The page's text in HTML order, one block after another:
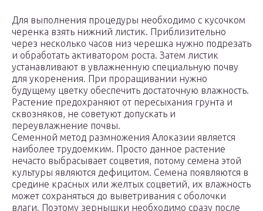
Для выполнения процедуры необходимо с кусочком
черенка взять нижний листик. Приблизительно
через несколько часов низ черешка нужно подрезать
и обработать активатором роста. Затем листик
устанавливают в увлажненную специальную почву
для укоренения. При проращивании нужно
будущему цветку обеспечить достаточную влажность.
Растение предохраняют от пересыхания грунта и
сквозняков, не советуют допускать и
переувлажнение почвы.
Семенной метод размножения Алоказии является
наиболее трудоемким. Просто данное растение
нечасто выбрасывает соцветия, потому семена этой
культуры являются дефицитом. Семена появляются в
средине красных или желтых соцветий, их влажность
может сохраняться до выветривания с оболочки
влаги. Поэтому зернышки необходимо сразу после